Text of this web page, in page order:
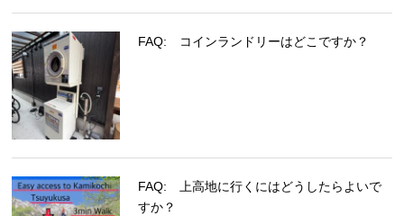
FAQ: コインランドリーはどこですか？
FAQ: 上高地に行くにはどうしたらよいで
すか？